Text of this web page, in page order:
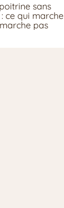
sans
ce qui marche
pas